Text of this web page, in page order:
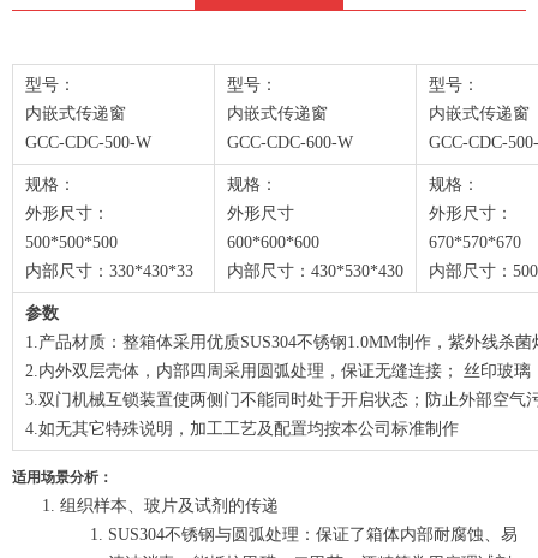
型号：
内嵌式传递窗
GCC-CDC-500-W
型号：
内嵌式传递窗
GCC-CDC-600-W
型号：
内嵌式传递窗
GCC-CDC-
规格：
外形尺寸：
500*500*500
内部尺寸：330*430*33
规格：
外形尺寸
600*600*600
内部尺寸：430*530*430
规格：
外形尺寸：
内部尺寸：
参数
1.产品材质：整箱体采用优质SUS304不锈钢1.0MM制作，紫外线杀
2.内外双层壳体，内部四周采用圆弧处理，保证无缝连接； 丝印玻璃
3.双门机械互锁装置使两侧门不能同时处于开启状态；防止
4.如无其它特殊说明，加工工艺及配置均按本公司标准制作
适用场景分析：
组织样本、玻片及试剂的传递
SUS304不锈钢与圆弧处理：保证了箱体内部耐腐蚀、易